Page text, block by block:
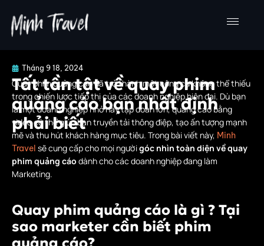
nội
Tháng 9 18, 2024
Tất tần tật về quay phim
quảng cáo bạn nhất định
phải biết
Quay phim quảng cáo đã trở thành một công cụ không thể thiếu
trong chiến lược tiếp thị của các doanh nghiệp hiện đại. Dù bạn
là một doanh nghiệp nhỏ hay tập đoàn lớn, quảng cáo bằng
video có thể giúp bạn truyền tải thông điệp, tạo ấn tượng mạnh
mẽ và thu hút khách hàng mục tiêu. Trong bài viết này, Minh
Travel sẽ cung cấp cho mọi ngườigóc nhìn toàn diện về quay
phim quảng cáo dành cho các doanh nghiệp đang làm
Marketing.
Quay phim quảng cáo là gì ? Tại
sao marketer cần biết phim